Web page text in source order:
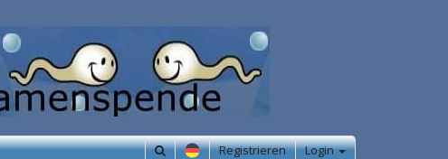
Registrieren Login